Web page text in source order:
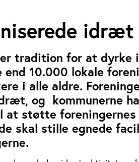
idræt
tradition for at
end 10.000 lokale
i alle aldre.
og kommunerne
at støtte
skal stille egnede